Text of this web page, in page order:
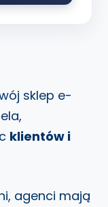
sklep e-
klientów i
agenci mają